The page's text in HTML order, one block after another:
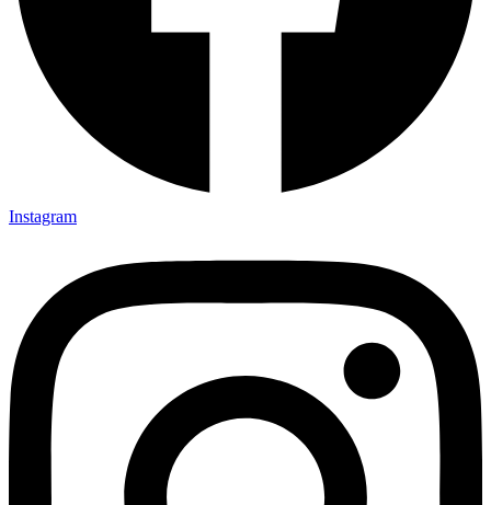
Instagram